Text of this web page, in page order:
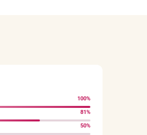
100%
81%
50%